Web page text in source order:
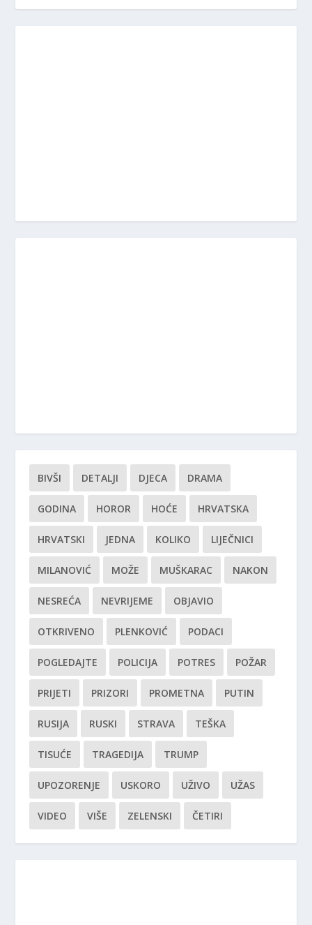
BIVŠI DETALJI DJECA DRAMA
GODINA HOROR HOĆE HRVATSKA
HRVATSKI JEDNA KOLIKO LIJEČNICI
MILANOVIĆ MOŽE MUŠKARAC NAKON
NESREĆA NEVRIJEME OBJAVIO
OTKRIVENO PLENKOVIĆ PODACI
POGLEDAJTE POLICIJA POTRES POŽAR
PRIJETI PRIZORI PROMETNA PUTIN
RUSIJA RUSKI STRAVA TEŠKA
TISUĆE TRAGEDIJA TRUMP
UPOZORENJE USKORO UŽIVO UŽAS
VIDEO VIŠE ZELENSKI ČETIRI